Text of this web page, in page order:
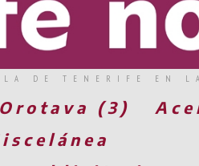
DE TENERIFE EN
(3)